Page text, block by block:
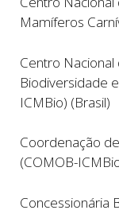
Mamíferos
Centro
Biodiversidade
ICMBio) (Brasil)
Coordenação
(COMOB-
Concessionária